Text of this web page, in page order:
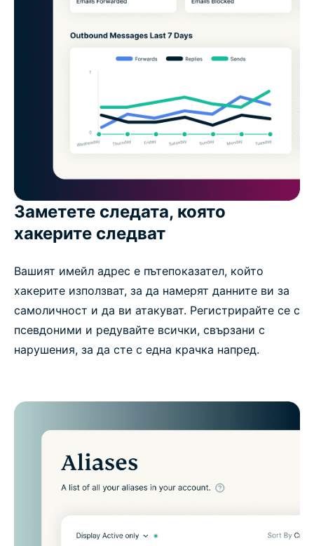
Заметете следата, която
хакерите следват
Вашият имейл адрес е пътепоказател, който
хакерите използват, за да намерят данните ви за
самоличност и да ви атакуват. Регистрирайте се с
псевдоними и редувайте всички, свързани с
нарушения, за да сте с една крачка напред.